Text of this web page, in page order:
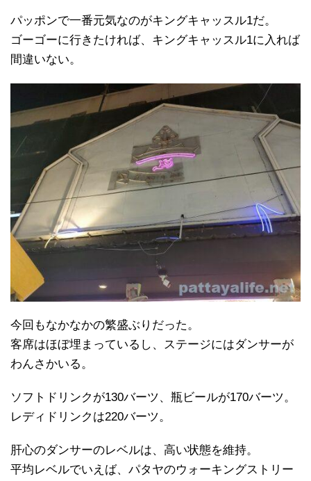
パッポンで一番元気なのがキングキャッスル1だ。
ゴーゴーに行きたければ、キングキャッスル1に入れば
間違いない。
今回もなかなかの繁盛ぶりだった。
客席はほぼ埋まっているし、ステージにはダンサーが
わんさかいる。
ソフトドリンクが130バーツ、瓶ビールが170バーツ。
レディドリンクは220バーツ。
肝心のダンサーのレベルは、高い状態を維持。
平均レベルでいえば、パタヤのウォーキングストリー